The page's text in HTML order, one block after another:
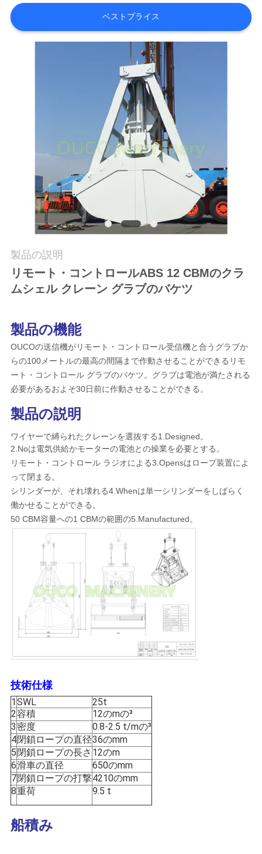
ち
ー
品
管
理
ニ
ュ
ー
ス
事
CONTACT
図
プ
ラ
イ
バ
シ
ー
ベストプライス
製品の説明
リモート・コントロールABS 12 CBMのクラ
ムシェル クレーン グラブのバケツ
製品の機能
OUCOの送信機がリモート・コントロール受信機と合うグラブか
らの100メートルの最高の間隔まで作動させることができるリモ
ート・コントロール グラブのバケツ。グラブは電池が満たされる
必要があるおよそ30日前に作動させることができる。
製品の説明
ワイヤーで縛られたクレーンを選抜する1.Designed。
2.Noは電気供給かモーターの電池との操業を必要とする。
リモート・コントロール ラジオによる3.Opensはロープ装置によ
って閉まる。
シリンダーが、それ壊れる4.Whenは単一シリンダーをしばらく
働かせることができる。
50 CBM容量への1 CBMの範囲の5.Manufactured。
技術仕様
1SWL
25t
2容積
12のmの³
3 密度
0.8-2.5 t/mの³
4閉鎖ロープの直径36のmm
5閉鎖ロープの長さ 12のm
6滑車の直径
650のmm
7閉鎖ロープの打撃4210のmm
8重荷 9.5 t
船積み